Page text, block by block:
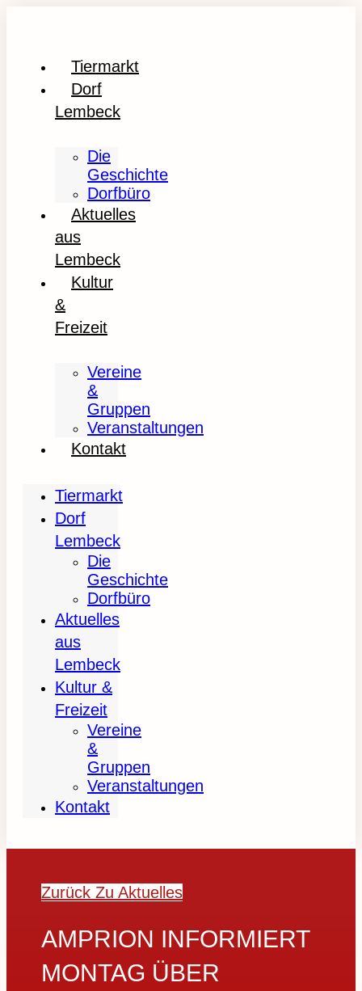
Tiermarkt
Dorf
Lembeck
Die
Geschichte
Dorfbüro
Aktuelles
aus
Lembeck
Kultur
&
Freizeit
Vereine
&
Gruppen
Veranstaltungen
Kontakt
Tiermarkt
Dorf
Lembeck
Die
Geschichte
Dorfbüro
Aktuelles
aus
Lembeck
Kultur &
Freizeit
Vereine
&
Gruppen
Veranstaltungen
Kontakt
Zurück Zu Aktuelles
AMPRION INFORMIERT
MONTAG ÜBER